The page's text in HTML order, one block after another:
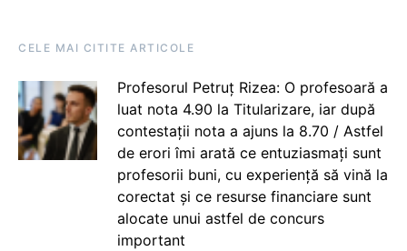
CELE MAI CITITE ARTICOLE
Profesorul Petruț Rizea: O profesoară a
luat nota 4.90 la Titularizare, iar după
contestații nota a ajuns la 8.70 / Astfel
de erori îmi arată ce entuziasmați sunt
profesorii buni, cu experiență să vină la
corectat și ce resurse financiare sunt
alocate unui astfel de concurs
important